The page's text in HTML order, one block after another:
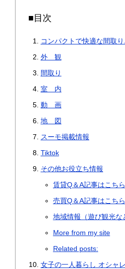
■目次
コンパクトで快適な間取り
外 観
間取り
室 内
動 画
地 図
スーモ掲載情報
Tiktok
その他お役立ち情報
賃貸Q＆A記事はこちら
売買Q＆A記事はこちら
地域情報（遊び観光な
More from my site
Related posts:
女子の一人暮らし オシャ